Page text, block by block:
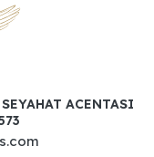
ACENTASI